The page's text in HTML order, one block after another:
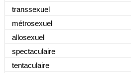
transsexuel
métrosexuel
allosexuel
spectaculaire
tentaculaire